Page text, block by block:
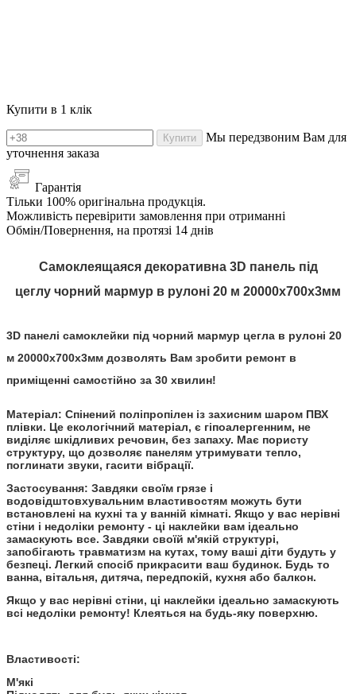
Купити в 1 клік
Купити
Мы передзвоним Вам для
уточнення заказа
Гарантія
Тільки 100% оригінальна продукція.
Можливість перевірити замовлення при отриманні
Обмін/Повернення, на протязі 14 днів
Самоклеящаяся декоративна 3D панель під
цеглу чорний мармур в рулоні 20 м 20000x700x3мм
3D панелі самоклейки під чорний мармур цегла в рулоні 20
м 20000x700x3мм дозволять Вам зробити ремонт в
приміщенні самостійно за 30 хвилин!
Матеріал: Спінений поліпропілен із захисним шаром ПВХ
плівки. Це екологічний матеріал, є гіпоалергенним, не
виділяє шкідливих речовин, без запаху. Має пористу
структуру, що дозволяє панелям утримувати тепло,
поглинати звуки, гасити вібрації.
Застосування: Завдяки своїм грязе і
водовідштовхувальним властивостям можуть бути
встановлені на кухні та у ванній кімнаті. Якщо у вас нерівні
стіни і недоліки ремонту - ці наклейки вам ідеально
замаскують все. Завдяки своїй м'якій структурі,
запобігають травматизм на кутах, тому ваші діти будуть у
безпеці. Легкий спосіб прикрасити ваш будинок. Будь то
ванна, вітальня, дитяча, передпокій, кухня або балкон.
Якщо у вас нерівні стіни, ці наклейки ідеально замаскують
всі недоліки ремонту! Клеяться на будь-яку поверхню.
Властивості:
М'які